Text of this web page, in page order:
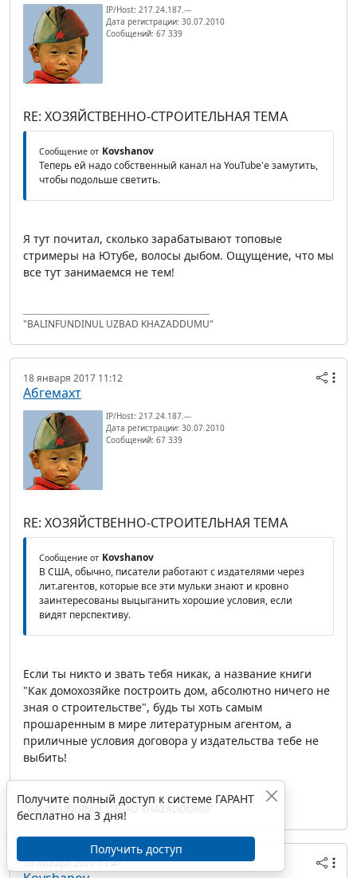
IP/Host: 217.24.187.---
Дата регистрации: 30.07.2010
Сообщений: 67 339
RE: ХОЗЯЙСТВЕННО-СТРОИТЕЛЬНАЯ ТЕМА
Сообщение от Kovshanov
Теперь ей надо собственный канал на YouTube'е замутить,
чтобы подольше светить.
Я тут почитал, сколько зарабатывают топовые
стримеры на Ютубе, волосы дыбом. Ощущение, что мы
все тут занимаемся не тем!
"BALINFUNDINUL UZBAD KHAZADDUMU"
18 января 2017 11:12
Абгемахт
IP/Host: 217.24.187.---
Дата регистрации: 30.07.2010
Сообщений: 67 339
RE: ХОЗЯЙСТВЕННО-СТРОИТЕЛЬНАЯ ТЕМА
Сообщение от Kovshanov
В США, обычно, писатели работают с издателями через
лит.агентов, которые все эти мульки знают и кровно
заинтересованы выцыганить хорошие условия, если
видят перспективу.
Если ты никто и звать тебя никак, а название книги
"Как домохозяйке построить дом, абсолютно ничего не
зная о строительстве", будь ты хоть самым
прошаренным в мире литературным агентом, а
приличные условия договора у издательства тебе не
выбить!
"BALINFUNDINUL UZBAD KHAZADDUMU"
18 января 2017 11:41
Получите полный доступ к системе ГАРАНТ
бесплатно на 3 дня!
Получить доступ